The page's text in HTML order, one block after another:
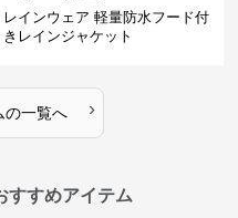
レインウェア 軽量防水フード付
きレインジャケット
の一覧へ ›
すすめアイテム